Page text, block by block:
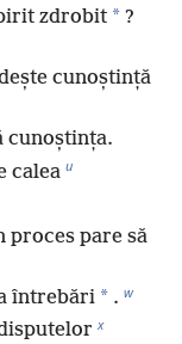
zdrobit * ?
cunoștință
cunoștința.
calea u
proces pare să
întrebări * . w
x